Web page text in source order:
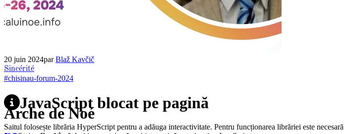
20 juin 2024parBlaž Kavčič
Sincérité
#chisinau-forum-2024
JavaScript blocat pe pagină
Saitul folosește librăria HyperScript pentru a adăuga interactivitate. Pentru funcționarea librăriei este
Arche de Noé